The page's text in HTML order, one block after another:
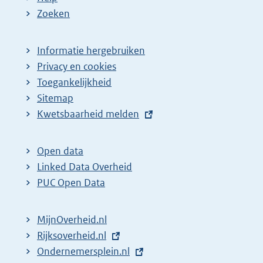
Zoeken
Informatie hergebruiken
Privacy en cookies
Toegankelijkheid
Sitemap
E
t
e
r
l
i
n
Kwetsbaarheid melden
Open data
Linked Data Overheid
PUC Open Data
MijnOverheid.nl
E
x
Rijksoverheid.nl
e
E
Ondernemersplein.nl